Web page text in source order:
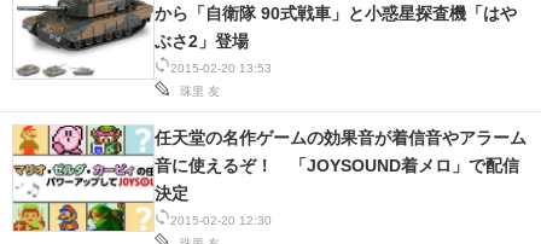
2015-02-20 13:53
珠里 友
から「自衛隊 90式戦車」と小惑星探査機「はや
ぶさ2」登場
2015-02-20 12:30
任天堂の名作ゲームの効果音が着信音やアラーム
音に使えるぞ！ 「JOYSOUND着メロ」で配信
決定